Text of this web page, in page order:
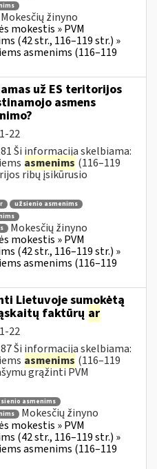
Mokesčių žinyno
mokestis » PVM
(42 str., 116–119 str.) »
asmenims (116–119
už ES teritorijos
asmens
22
Ši informacija skelbiama:
asmenims (116–119
ribų įsikūrusio
užsienio asmenims
Mokesčių žinyno
mokestis » PVM
(42 str., 116–119 str.) »
asmenims (116–119
Lietuvoje sumokėtą
faktūrų ar
22
Ši informacija skelbiama:
asmenims (116–119
grąžinti PVM
asmenims
Mokesčių žinyno
mokestis » PVM
(42 str., 116–119 str.) »
asmenims (116–119